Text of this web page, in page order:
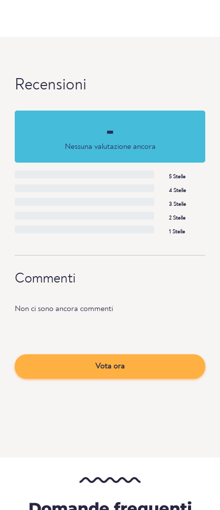
Recensioni
-
Nessuna valutazione ancora
5 Stelle
4 Stelle
3 Stelle
2 Stelle
1 Stelle
Commenti
Non ci sono ancora commenti
Vota ora